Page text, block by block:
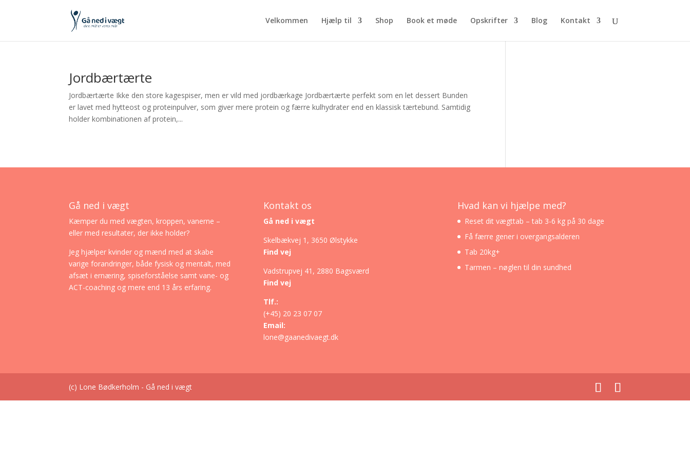
Velkommen Hjælp til Shop Book et møde Opskrifter Blog Kontakt
Jordbærtærte
Jordbærtærte Ikke den store kagespiser, men er vild med jordbærkage Jordbærtærte perfekt som en let dessert Bunden
er lavet med hytteost og proteinpulver, som giver mere protein og færre kulhydrater end en klassisk tærtebund. Samtidig
holder kombinationen af protein,...
Gå ned i vægt
Kæmper du med vægten, kroppen, vanerne –
eller med resultater, der ikke holder?
Jeg hjælper kvinder og mænd med at skabe
varige forandringer, både fysisk og mentalt, med
afsæt i ernæring, spiseforståelse samt vane- og
ACT-coaching og mere end 13 års erfaring.
Kontakt os
Gå ned i vægt
Skelbækvej 1, 3650 Ølstykke
Find vej
Vadstrupvej 41, 2880 Bagsværd
Find vej
Tlf.:
(+45) 20 23 07 07
Email:
lone@gaanedivaegt.dk
Hvad kan vi hjælpe med?
Reset dit vægttab – tab 3-6 kg på 30 dage
Få færre gener i overgangsalderen
Tab 20kg+
Tarmen – nøglen til din sundhed
(c) Lone Bødkerholm - Gå ned i vægt